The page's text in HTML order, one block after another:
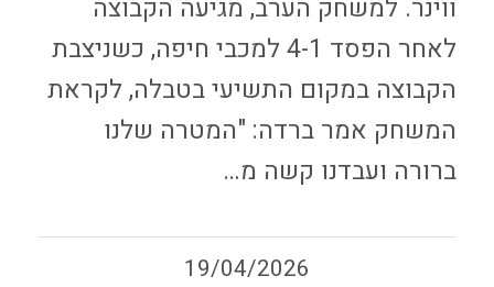
ווינר. למשחק הערב, מגיעה הקבוצה
לאחר הפסד 4-1 למכבי חיפה, כשניצבת
הקבוצה במקום התשיעי בטבלה, לקראת
המשחק אמר ברדה: "המטרה שלנו
ברורה ועבדנו קשה מ…
19/04/2026